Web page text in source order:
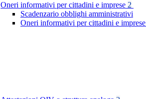
Oneri informativi per cittadini e imprese 2
Scadenzario obblighi amministrativi
Oneri informativi per cittadini e imprese